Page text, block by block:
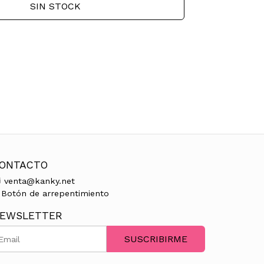
SIN STOCK
venta@kanky.net
de arrepentimiento
SUSCRIBIRME